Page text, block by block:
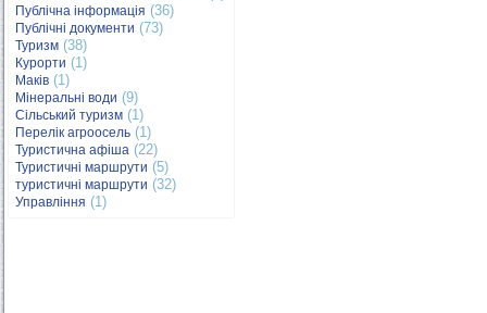
Публічна інформація (36)
Публічні документи (73)
Туризм (38)
Курорти (1)
Маків (1)
Мінеральні води (9)
Сільський туризм (1)
Перелік агроосель (1)
Туристична афіша (22)
Туристичні маршрути (5)
туристичні маршрути (32)
Управління (1)